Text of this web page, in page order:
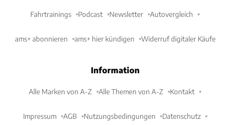
Fahrtrainings Podcast Newsletter Autovergleich
ams+ abonnieren ams+ hier kündigen Widerruf digitaler Käufe
Information
Alle Marken von A-Z Alle Themen von A-Z Kontakt
Impressum AGB Nutzungsbedingungen Datenschutz